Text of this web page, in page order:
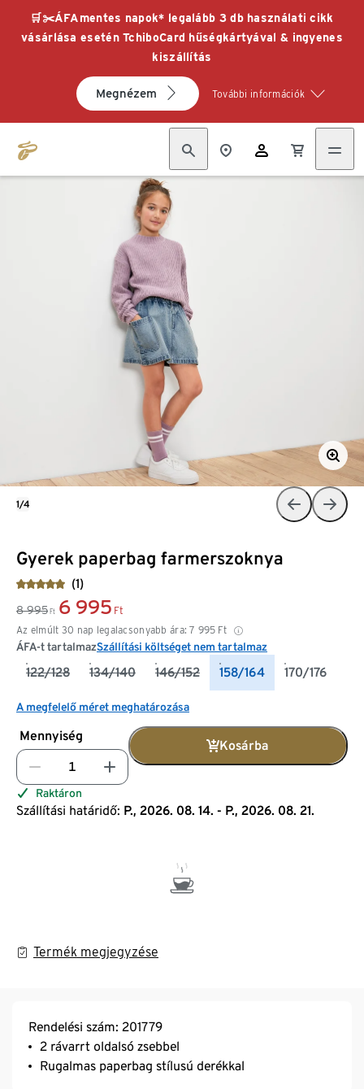
🛒✂️ÁFAmentes napok* legalább 3 db használati cikk
vásárlása esetén TchiboCard hűségkártyával & ingyenes
kiszállítás
Megnézem További információk
Gyerek paperbag farmerszoknya
(1)
8 995 Ft 6 995 Ft
Az elmúlt 30 nap legalacsonyabb ára: 7 995 Ft
ÁFA-t tartalmazSzállítási költséget nem tartalmaz
122/128 134/140 146/152 158/164 170/176
A megfelelő méret meghatározása
Mennyiség
Kosárba
Raktáron
Szállítási határidő: P., 2026. 08. 14. - P., 2026. 08. 21.
Termék megjegyzése
1/4
Rendelési szám: 201779
2 rávarrt oldalsó zsebbel
Rugalmas paperbag stílusú derékkal